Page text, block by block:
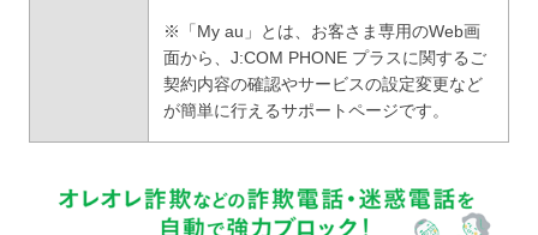
※「My au」とは、お客さま専用のWeb画
面から、J:COM PHONE プラスに関するご
契約内容の確認やサービスの設定変更など
が簡単に行えるサポートページです。